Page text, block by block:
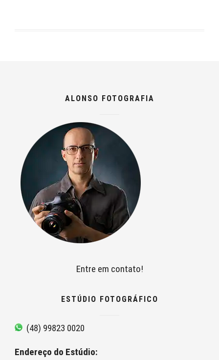
ALONSO FOTOGRAFIA
Entre em contato!
ESTÚDIO FOTOGRÁFICO
(48) 99823 0020
Endereço do Estúdio: